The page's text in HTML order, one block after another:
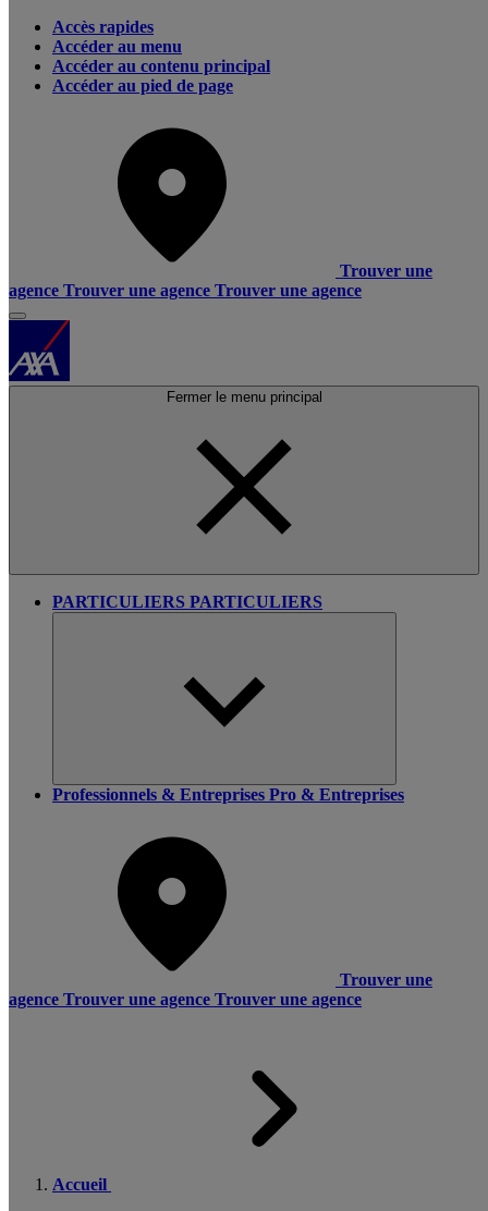
Accès rapides
Accéder au menu
Accéder au contenu principal
Accéder au pied de page
Trouver une
agence Trouver une agence Trouver une agence
Fermer le menu principal
PARTICULIERS PARTICULIERS
Professionnels & Entreprises Pro & Entreprises
Trouver une
agence Trouver une agence Trouver une agence
Accueil